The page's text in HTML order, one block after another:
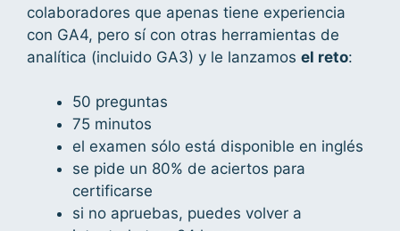
colaboradores que apenas tiene experiencia
con GA4, pero sí con otras herramientas de
analítica (incluido GA3) y le lanzamos el reto:
50 preguntas
75 minutos
el examen sólo está disponible en inglés
se pide un 80% de aciertos para
certificarse
si no apruebas, puedes volver a